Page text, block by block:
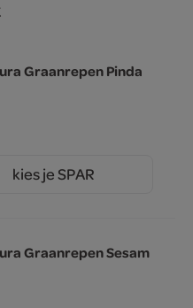
Graanrepen Pinda
kies je SPAR
Graanrepen Sesam